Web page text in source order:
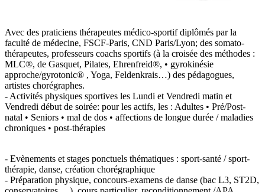
Avec des praticiens thérapeutes médico-sportif diplômés par la
faculté de médecine, FSCF-Paris, CND Paris/Lyon; des somato-
thérapeutes, professeurs coachs sportifs (à la croisée des méthodes :
MLC®, de Gasquet, Pilates, Ehrenfreid®, • gyrokinésie
approche/gyrotonic® , Yoga, Feldenkrais…) des pédagogues,
artistes chorégraphes.
- Activités physiques sportives les Lundi et Vendredi matin et
Vendredi début de soirée: pour les actifs, les : Adultes • Pré/Post-
natal • Seniors • mal de dos • affections de longue durée / maladies
chroniques • post-thérapies
- Evènements et stages ponctuels thématiques : sport-santé / sport-
thérapie, danse, création chorégraphique
- Préparation physique, concours-examens de danse (bac L3, ST2D,